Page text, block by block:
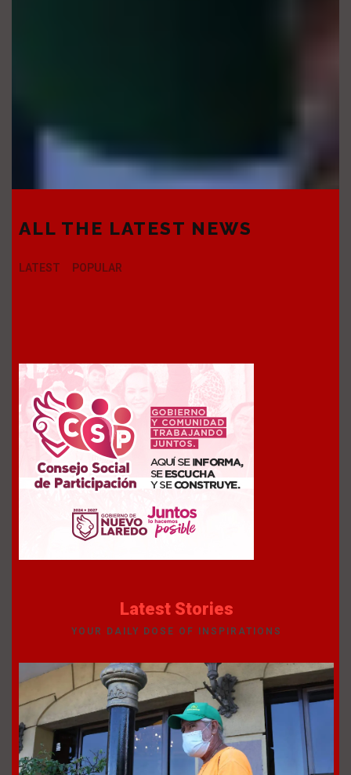
ALL THE LATEST NEWS
LATEST POPULAR
Latest Stories
YOUR DAILY DOSE OF INSPIRATIONS